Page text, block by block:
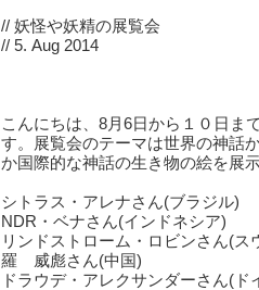
// 妖怪や妖精の展覧会
// 5. Aug 2014
こんにちは、8月6日から１０日ま
す。展覧会のテーマは世界の神話
か国際的な神話の生き物の絵を展
シトラス・アレナさん(ブラジル)
NDR・ベナさん(インドネシア)
リンドストローム・ロビンさん(ス
羅 威彪さん(中国)
ドラウデ・アレクサンダーさん(ド